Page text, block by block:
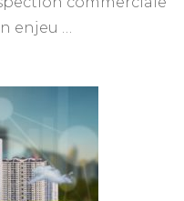
enjeu …